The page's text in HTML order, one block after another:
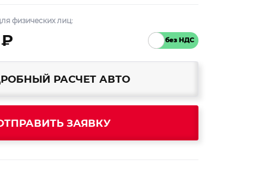
физических лиц:
РАСЧЕТ АВТО
ОТПРАВИТЬ ЗАЯВКУ